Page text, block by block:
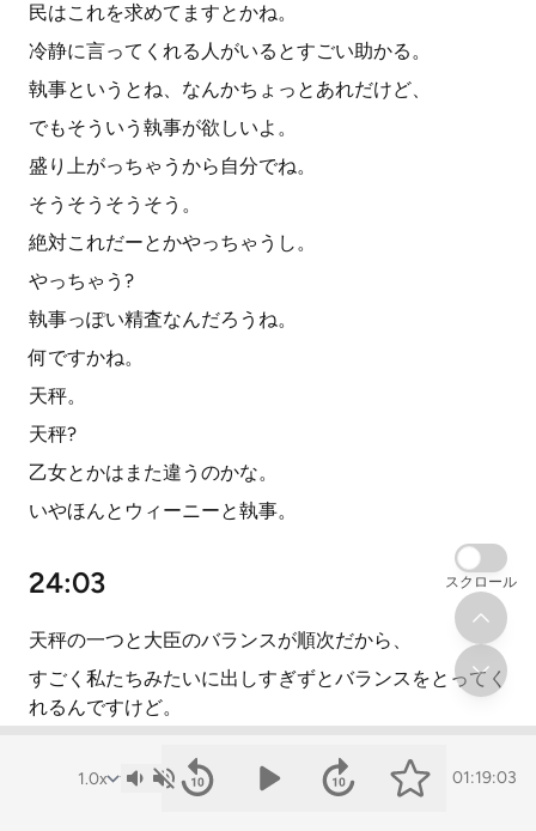
民はこれを求めてますとかね。
冷静に言ってくれる人がいるとすごい助かる。
執事というとね、なんかちょっとあれだけど、
でもそういう執事が欲しいよ。
盛り上がっちゃうから自分でね。
そうそうそうそう。
絶対これだーとかやっちゃうし。
やっちゃう?
執事っぽい精査なんだろうね。
何ですかね。
天秤。
天秤?
乙女とかはまた違うのかな。
いやほんとウィーニーと執事。
24:03
天秤の一つと大臣のバランスが順次だから、
すごく私たちみたいに出しすぎずとバランスをとってく
れるんですけど。
ありがたいですよね。
01:19:03
スクロール